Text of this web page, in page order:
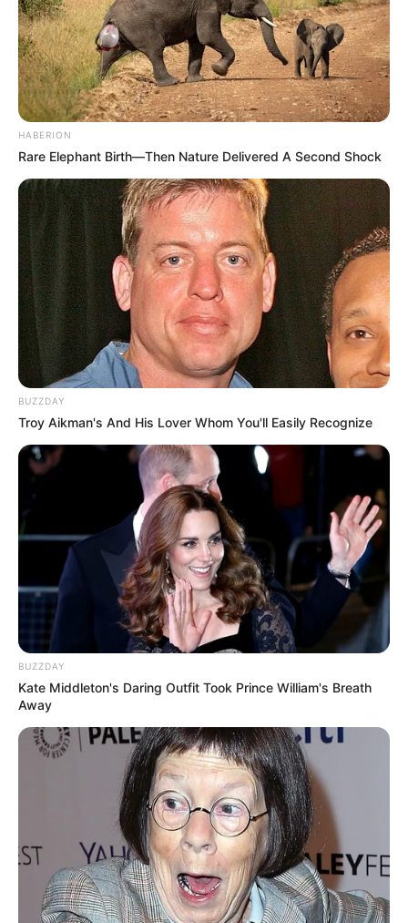
"Foi aberto um Inquérito Policial Militar para apurar as
circunstâncias dos fatos", concluiu a PM.
Participe do nosso grupo do
WhatsApp!
Fique informado em tempo real sobre as principais
Clique aqui para entrar no grupo
HABERION
Rare Elephant Birth—Then Nature Delivered A Second Shock
BUZZDAY
Troy Aikman's And His Lover Whom You'll Easily Recognize
BUZZDAY
Kate Middleton's Daring Outfit Took Prince William's Breath
Away